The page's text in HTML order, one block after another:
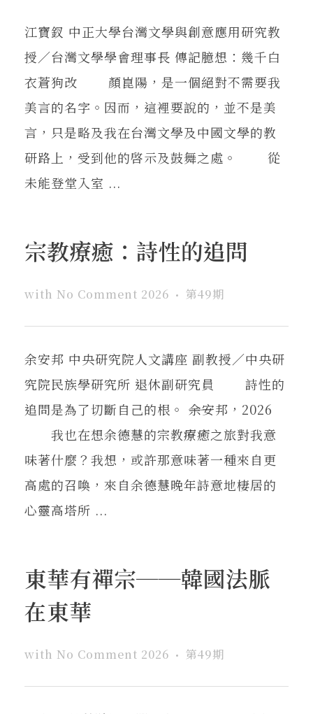
江寶釵 中正大學台灣文學與創意應用研究教
授／台灣文學學會理事長 傳記臆想：幾千白
衣蒼狗改 顏崑陽，是一個絕對不需要我
美言的名字。因而，這裡要說的，並不是美
言，只是略及我在台灣文學及中國文學的教
研路上，受到他的啓示及鼓舞之處。 從
未能登堂入室 ...
宗教療癒：詩性的追問
with No Comment 2026 第49期
余安邦 中央研究院人文講座 副教授／中央研
究院民族學研究所 退休副研究員 詩性的
追問是為了切斷自己的根。 ――余安邦，2026
我也在想余德慧的宗教療癒之旅對我意
味著什麼？我想，或許那意味著一種來自更
高處的召喚，來自余德慧晚年詩意地棲居的
心靈高塔所 ...
東華有禪宗──韓國法脈
在東華
with No Comment 2026 第49期